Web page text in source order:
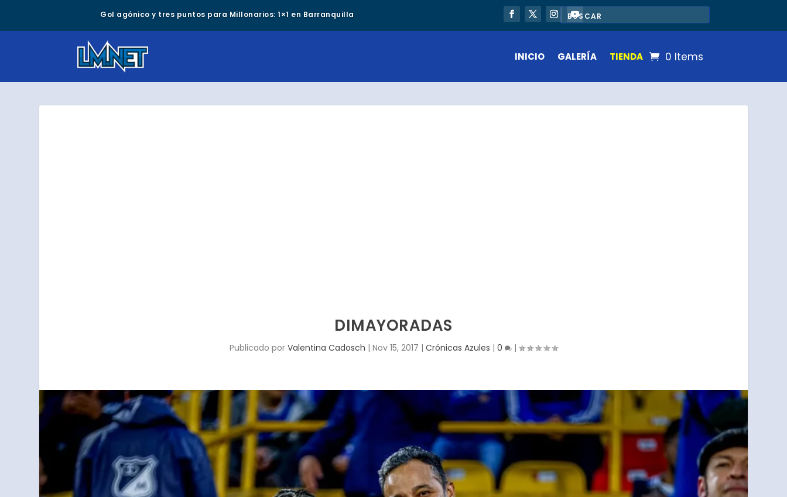
Gol agónico y tres puntos para Millonarios: 1×1 en Barranquilla
INICIO GALERÍA TIENDA 0 Items
DIMAYORADAS
Publicado por Valentina Cadosch | Nov 15, 2017 | Crónicas Azules | 0 |